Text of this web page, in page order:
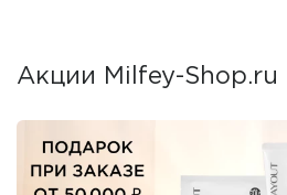
Акции Milfey-Shop.ru